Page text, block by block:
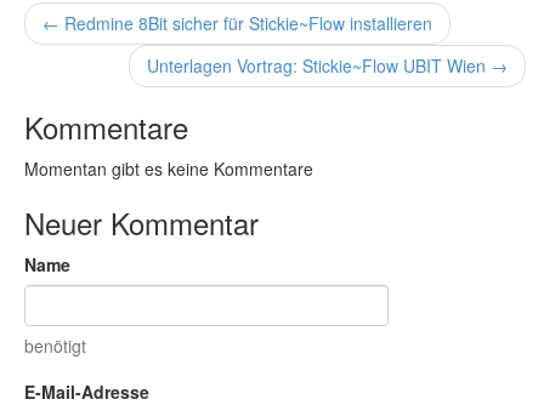
← Redmine 8Bit sicher für Stickie~Flow installieren
Unterlagen Vortrag: Stickie~Flow UBIT Wien →
Kommentare
Momentan gibt es keine Kommentare
Neuer Kommentar
Name
benötigt
E-Mail-Adresse